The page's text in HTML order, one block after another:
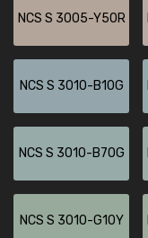
NCS S 3005-Y50R
NCS S 3010-B10G
NCS S 3010-B70G
NCS S 3010-G10Y